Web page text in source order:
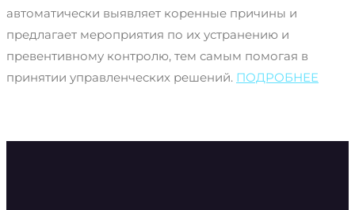
автоматически выявляет коренные причины и
предлагает мероприятия по их устранению и
превентивному контролю, тем самым помогая в
принятии управленческих решений. ПОДРОБНЕЕ